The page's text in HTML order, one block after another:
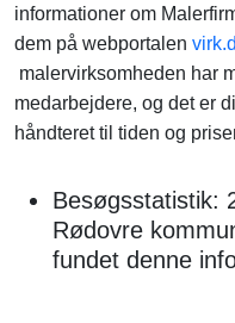
informationer om
dem på webportalen
malervirksomheden har
medarbejdere, og det er
håndteret til tiden og
Besøgsstatistik:
Rødovre
fundet denne